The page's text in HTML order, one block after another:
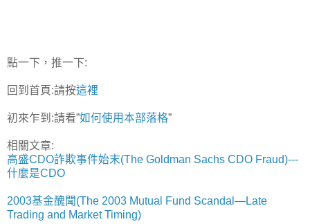
點一下，推一下:
回到首頁:請按這裡
初來乍到:請看”如何使用本部落格”
相關文章:
高盛CDO詐欺事件始末(The Goldman Sachs CDO Fraud)---
什麼是CDO
2003基金醜聞(The 2003 Mutual Fund Scandal—Late
Trading and Market Timing)